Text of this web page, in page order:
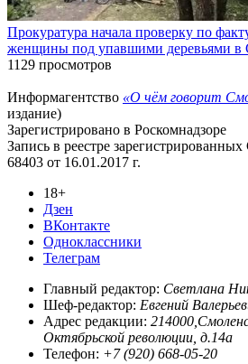
Прокуратура начала проверку по
женщины под упавшими деревьями в
1129 просмотров
Информагентство «О чём говорит
издание)
Зарегистрировано в Роскомнадзоре
Запись в реестре
68403 от 16.01.2017 г.
18+
Дзен
ВКонтакте
Одноклассники
Телеграм
Главный редактор: Светлана
Шеф-редактор: Евгений
Адрес редакции:
Октябрьской революции, д.14а
Телефон: +7 (920) 668-05-20